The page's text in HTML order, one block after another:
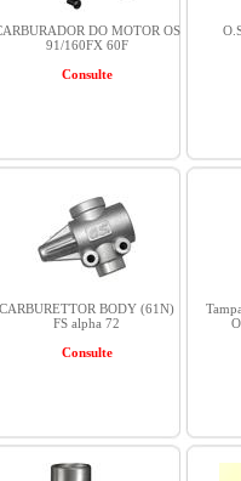
DO MOTOR OS
91/160FX 60F
Consulte
CARBURETTOR BODY (61N)
FS alpha 72
Consulte